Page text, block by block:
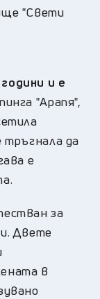
"Свети
и е
"Арапя",
тръгнала да
е
за
Двете
в